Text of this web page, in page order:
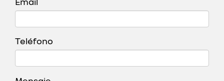
Teléfono